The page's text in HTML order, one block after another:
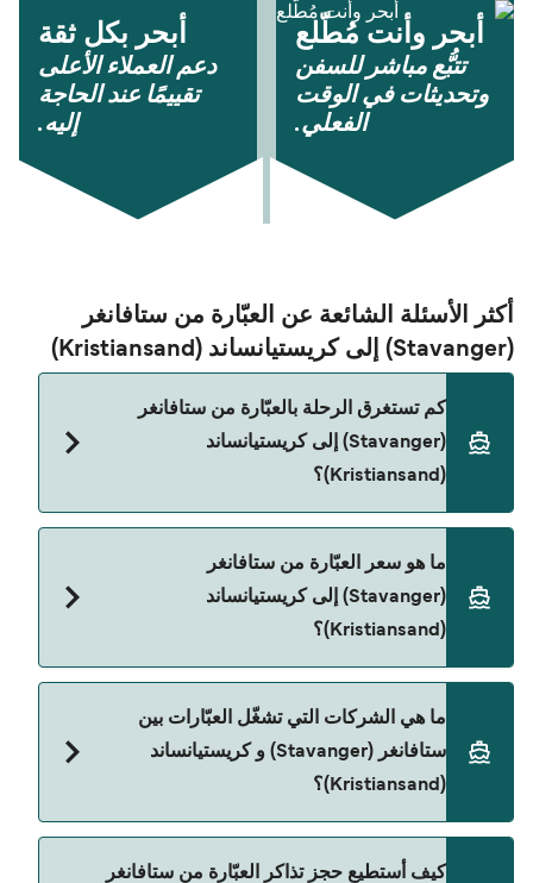
أبحر وأنت مُطّلع
تتبُّع مباشر للسفن
وتحديثات في الوقت
الفعلي.
أبحر بكل ثقة
دعم العملاء الأعلى
تقييمًا عند الحاجة
إليه.
أكثر الأسئلة الشائعة عن العبّارة من ستافانغر
(Stavanger) إلى كريستيانساند (Kristiansand)
كم تستغرق الرحلة بالعبّارة من ستافانغر
(Stavanger) إلى كريستيانساند
(Kristiansand)؟
مدة الإبحار ممكن تختلف حسب الموسم والشركة، لذلك
Ferries Deal Finder.
ما هو سعر العبّارة من ستافانغر
(Stavanger) إلى كريستيانساند
(Kristiansand)؟
(Kristiansand) يختلف حسب الموسم. متوسط سعر
الرحلة هو 1٬943٫11 ر.ق.‏SAR. السعر لا يشمل رسوم
الحجز.
ما هي الشركات التي تشغّل العبّارات بين
ستافانغر (Stavanger) و كريستيانساند
(Kristiansand)؟
Fjord Line هي المشغّل الرئيسي للعبّارة من ستافانغر
كيف أستطيع حجز تذاكر العبّارة من ستافانغر